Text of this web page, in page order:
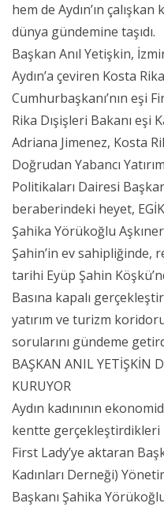
hem de Aydın’ın
dünya gündemine taşıdı.
Başkan Anıl Yetişkin,
Aydın’a çeviren Kosta Rika
Cumhurbaşkanı’nın eşi
Rika Dışişleri Bakanı eşi
Adriana Jimenez, Kosta
Doğrudan Yabancı
Politikaları Dairesi
beraberindeki heyet,
Şahika Yörükoğlu
Şahin’in ev sahipliğinde,
tarihi Eyüp Şahin
Basına kapalı
yatırım ve turizm
sorularını gündeme
BAŞKAN ANIL YETİŞKİN
KURUYOR
Aydın kadınının
kentte
First Lady’ye aktaran
Kadınları Derneği)
Başkanı Şahika